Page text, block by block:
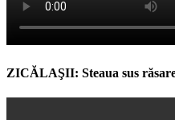
ZICĂLAŞII: Steaua sus